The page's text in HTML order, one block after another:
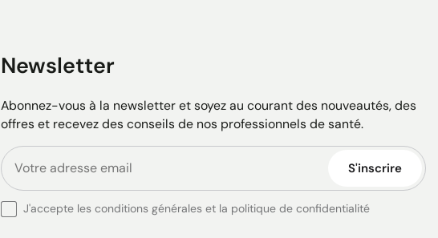
Newsletter
Abonnez-vous à la newsletter et soyez au courant des nouveautés, des
offres et recevez des conseils de nos professionnels de santé.
S'inscrire
J'accepte les conditions générales et la politique de confidentialité